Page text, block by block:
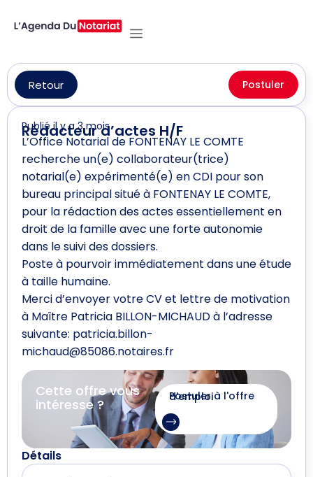
Retour Postuler
Rédacteur d’actes H/F
Publié il y a 3 mois
L’Office Notarial de FONTENAY LE COMTE
recherche un(e) collaborateur(trice)
notarial(e) expérimenté(e) en CDI pour son
bureau principal situé à FONTENAY LE COMTE,
pour la rédaction des actes essentiellement en
droit de la famille avec une forte autonomie
dans le suivi des dossiers.
Poste à pourvoir immédiatement dans une étude
à taille humaine.
Merci d’envoyer votre CV et lettre de motivation
à Maître Patricia BILLON-MICHAUD à l’adresse
suivante: patricia.billon-
michaud@85086.notaires.fr
Cette offre vous
intéresse ?
Postuler à l'offre d'emploi
Détails